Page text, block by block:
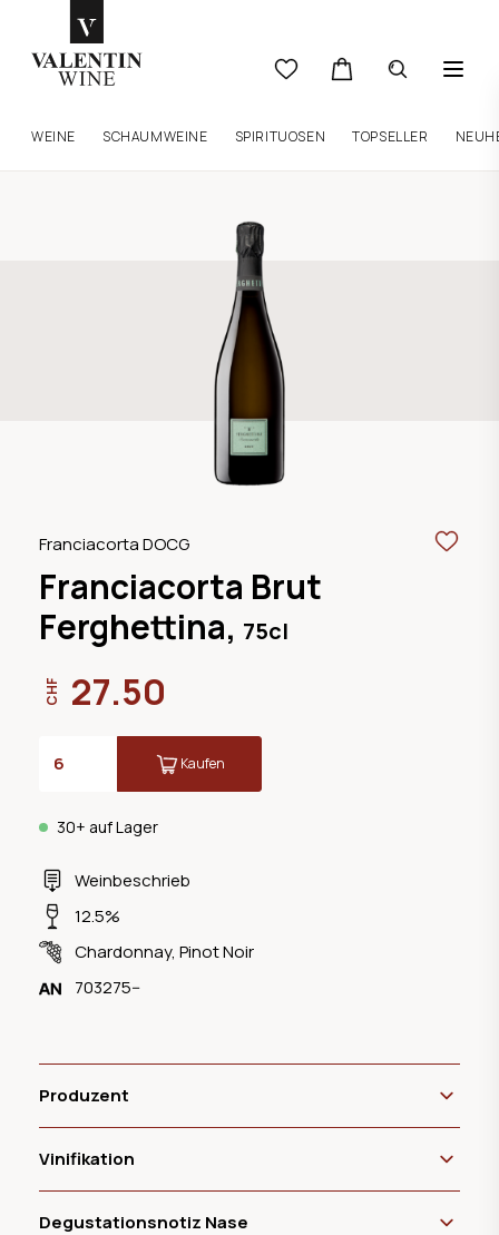
WEINE SCHAUMWEINE SPIRITUOSEN TOPSELLER
Franciacorta DOCG
Franciacorta Brut
Ferghettina, 75cl
Weinbeschrieb
12.5%
Chardonnay, Pinot Noir
703275--
30+ auf Lager
CHF 27.50
Kaufen
Produzent
Vinifikation
Degustationsnotiz Nase